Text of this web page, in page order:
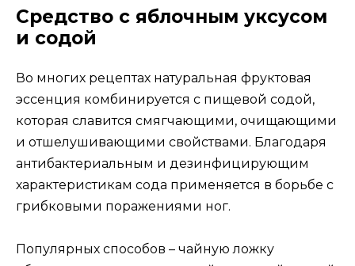
Средство с яблочным уксусом
и содой
Во многих рецептах натуральная фруктовая
эссенция комбинируется с пищевой содой,
которая славится смягчающими, очищающими
и отшелушивающими свойствами. Благодаря
антибактериальным и дезинфицирующим
характеристикам сода применяется в борьбе с
грибковыми поражениями ног.
Популярных способов – чайную ложку